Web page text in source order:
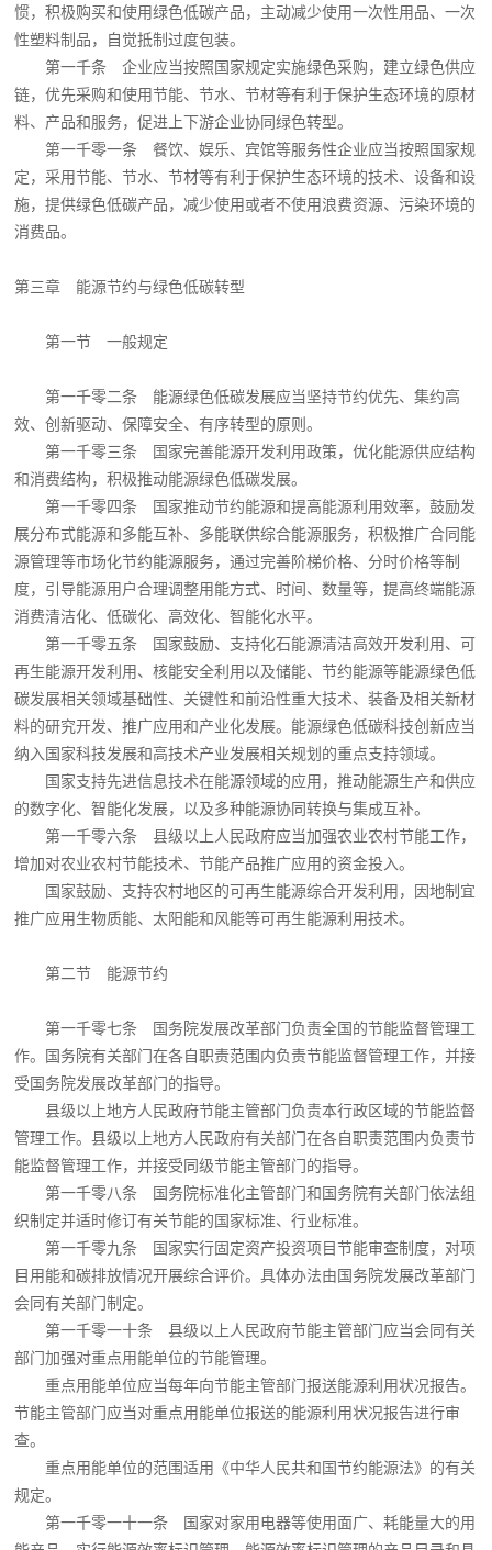
惯，积极购买和使用绿色低碳产品，主动减少使用一次性用品、一次
性塑料制品，自觉抵制过度包装。
第一千条 企业应当按照国家规定实施绿色采购，建立绿色供应
链，优先采购和使用节能、节水、节材等有利于保护生态环境的原材
料、产品和服务，促进上下游企业协同绿色转型。
第一千零一条 餐饮、娱乐、宾馆等服务性企业应当按照国家规
定，采用节能、节水、节材等有利于保护生态环境的技术、设备和设
施，提供绿色低碳产品，减少使用或者不使用浪费资源、污染环境的
消费品。
第三章 能源节约与绿色低碳转型
第一节 一般规定
第一千零二条 能源绿色低碳发展应当坚持节约优先、集约高
效、创新驱动、保障安全、有序转型的原则。
第一千零三条 国家完善能源开发利用政策，优化能源供应结构
和消费结构，积极推动能源绿色低碳发展。
第一千零四条 国家推动节约能源和提高能源利用效率，鼓励发
展分布式能源和多能互补、多能联供综合能源服务，积极推广合同能
源管理等市场化节约能源服务，通过完善阶梯价格、分时价格等制
度，引导能源用户合理调整用能方式、时间、数量等，提高终端能源
消费清洁化、低碳化、高效化、智能化水平。
第一千零五条 国家鼓励、支持化石能源清洁高效开发利用、可
再生能源开发利用、核能安全利用以及储能、节约能源等能源绿色低
碳发展相关领域基础性、关键性和前沿性重大技术、装备及相关新材
料的研究开发、推广应用和产业化发展。能源绿色低碳科技创新应当
纳入国家科技发展和高技术产业发展相关规划的重点支持领域。
国家支持先进信息技术在能源领域的应用，推动能源生产和供应
的数字化、智能化发展，以及多种能源协同转换与集成互补。
第一千零六条 县级以上人民政府应当加强农业农村节能工作，
增加对农业农村节能技术、节能产品推广应用的资金投入。
国家鼓励、支持农村地区的可再生能源综合开发利用，因地制宜
推广应用生物质能、太阳能和风能等可再生能源利用技术。
第二节 能源节约
第一千零七条 国务院发展改革部门负责全国的节能监督管理工
作。国务院有关部门在各自职责范围内负责节能监督管理工作，并接
受国务院发展改革部门的指导。
县级以上地方人民政府节能主管部门负责本行政区域的节能监督
管理工作。县级以上地方人民政府有关部门在各自职责范围内负责节
能监督管理工作，并接受同级节能主管部门的指导。
第一千零八条 国务院标准化主管部门和国务院有关部门依法组
织制定并适时修订有关节能的国家标准、行业标准。
第一千零九条 国家实行固定资产投资项目节能审查制度，对项
目用能和碳排放情况开展综合评价。具体办法由国务院发展改革部门
会同有关部门制定。
第一千零一十条 县级以上人民政府节能主管部门应当会同有关
部门加强对重点用能单位的节能管理。
重点用能单位应当每年向节能主管部门报送能源利用状况报告。
节能主管部门应当对重点用能单位报送的能源利用状况报告进行审
查。
重点用能单位的范围适用《中华人民共和国节约能源法》的有关
规定。
第一千零一十一条 国家对家用电器等使用面广、耗能量大的用